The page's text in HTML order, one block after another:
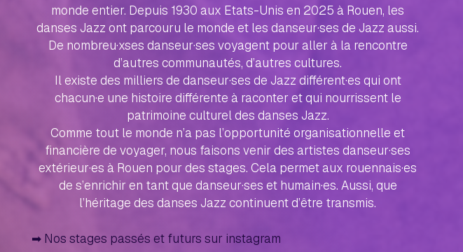
monde entier. Depuis 1930 aux Etats-Unis en 2025 à Rouen, les
danses Jazz ont parcouru le monde et les danseur·ses de Jazz aussi.
De nombreu·xses danseur·ses voyagent pour aller à la rencontre
d’autres communautés, d’autres cultures.
Il existe des milliers de danseur·ses de Jazz différent·es qui ont
chacun·e une histoire différente à raconter et qui nourrissent le
patrimoine culturel des danses Jazz.
Comme tout le monde n’a pas l’opportunité organisationnelle et
financière de voyager, nous faisons venir des artistes danseur·ses
extérieur·es à Rouen pour des stages. Cela permet aux rouennais·es
de s’enrichir en tant que danseur·ses et humain·es. Aussi, que
l’héritage des danses Jazz continuent d’être transmis.
➡︎ Nos stages passés et futurs sur instagram